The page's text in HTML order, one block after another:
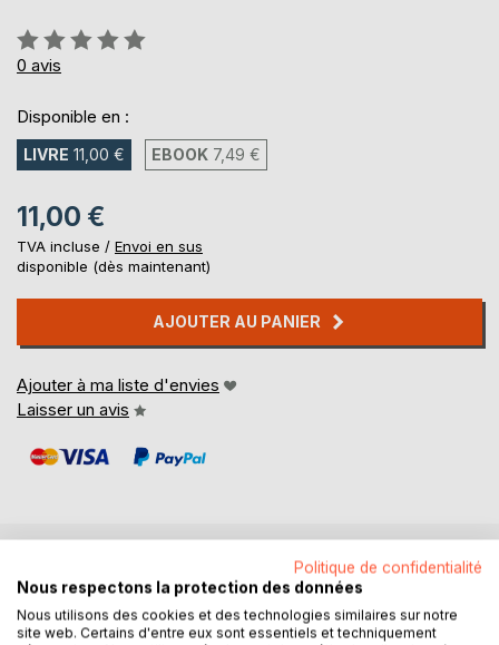
Évaluation:
0%
0 avis
Disponible en :
LIVRE 11,00 € EBOOK 7,49 €
11,00 €
TVA incluse / Envoi en sus
disponible (dès maintenant)
AJOUTER AU PANIER
Ajouter à ma liste d'envies
Laisser un avis
DESCRIPTION
Politique de confidentialité
Nous respectons la protection des données
Nous utilisons des cookies et des technologies similaires sur notre
site web. Certains d'entre eux sont essentiels et techniquement